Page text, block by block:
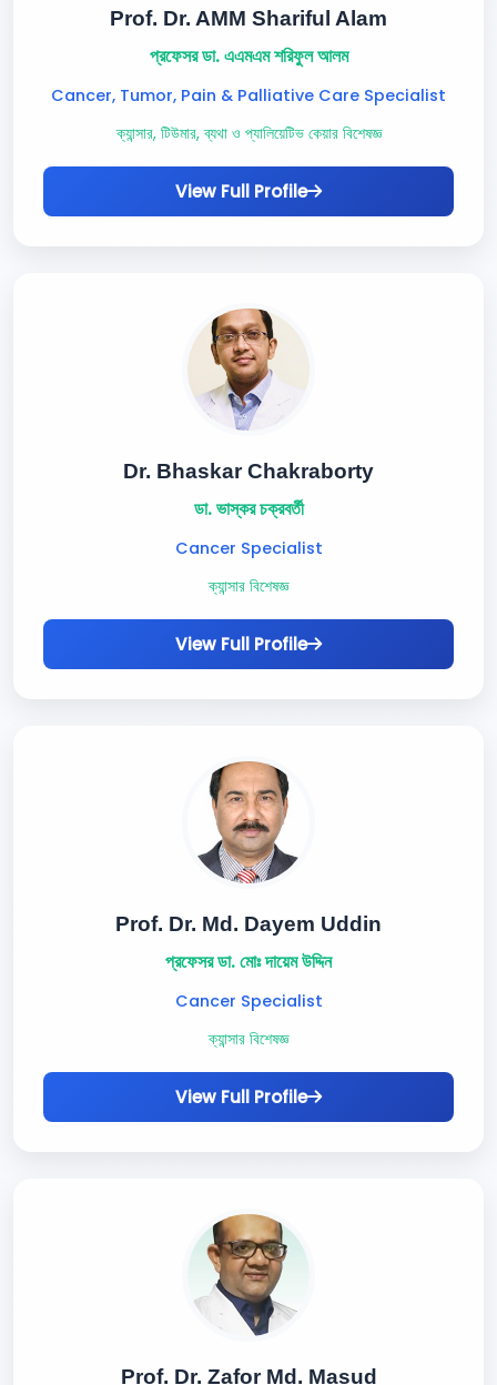
Prof. Dr. AMM Shariful Alam
প্রফেসর ডা. এএমএম শরিফুল আলম
Cancer, Tumor, Pain & Palliative Care Specialist
ক্যান্সার, টিউমার, ব্যথা ও প্যালিয়েটিভ কেয়ার বিশেষজ্ঞ
View Full Profile
Dr. Bhaskar Chakraborty
ডা. ভাস্কর চক্রবর্তী
Cancer Specialist
ক্যান্সার বিশেষজ্ঞ
View Full Profile
Prof. Dr. Md. Dayem Uddin
প্রফেসর ডা. মোঃ দায়েম উদ্দিন
Cancer Specialist
ক্যান্সার বিশেষজ্ঞ
View Full Profile
Prof. Dr. Zafor Md. Masud